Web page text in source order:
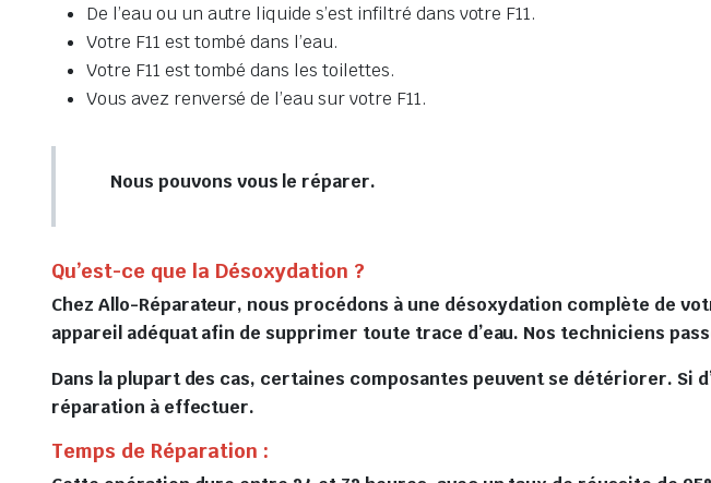
De l’eau ou un autre liquide s’est infiltré dans votre F11.
Votre F11 est tombé dans l’eau.
Votre F11 est tombé dans les toilettes.
Vous avez renversé de l’eau sur votre F11.
Nous pouvons vous le réparer.
Qu’est-ce que la Désoxydation ?
Chez Allo-Réparateur, nous procédons à une désoxydation complète de
appareil adéquat afin de supprimer toute trace d’eau. Nos techniciens
Dans la plupart des cas, certaines composantes peuvent se détériorer. Si
réparation à effectuer.
Temps de Réparation :